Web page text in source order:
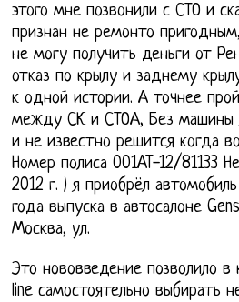
этого мне позвонили с СТО и
признан не ремонто
не могу получить деньги от
отказ по крылу и заднему
к одной истории. А точнее
между СК и СТОА, Без машины
и не известно решится когда
Номер полиса 001AT-12/81133
2012 г. ) я приобрёл
года выпуска в автосалоне
Москва, ул.
Это нововведение позволило
line самостоятельно выбирать